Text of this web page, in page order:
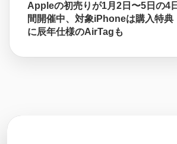
Appleの初売りが1月2日〜5日の4日
間開催中、対象iPhoneは購入特典
に辰年仕様のAirTagも